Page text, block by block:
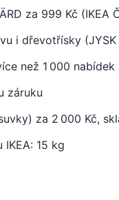
za 999 Kč (IKEA
i dřevotřísky
než 1 000 nabídek
záruku
za 2 000 Kč,
15 kg